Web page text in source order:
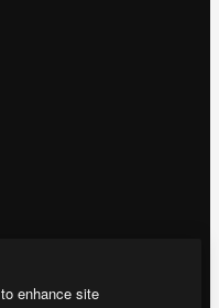
enhance site